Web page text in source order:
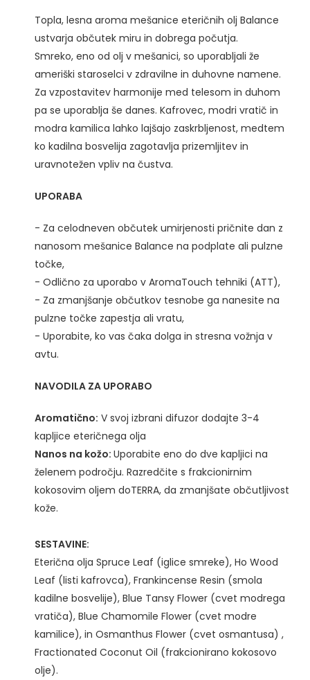
Topla, lesna aroma mešanice eteričnih olj Balance
ustvarja občutek miru in dobrega počutja.
Smreko, eno od olj v mešanici, so uporabljali že
ameriški staroselci v zdravilne in duhovne namene.
Za vzpostavitev harmonije med telesom in duhom
pa se uporablja še danes. Kafrovec, modri vratič in
modra kamilica lahko lajšajo zaskrbljenost, medtem
ko kadilna bosvelija zagotavlja prizemljitev in
uravnotežen vpliv na čustva.
UPORABA
- Za celodneven občutek umirjenosti pričnite dan z
nanosom mešanice Balance na podplate ali pulzne
točke,
- Odlično za uporabo v AromaTouch tehniki (ATT),
- Za zmanjšanje občutkov tesnobe ga nanesite na
pulzne točke zapestja ali vratu,
- Uporabite, ko vas čaka dolga in stresna vožnja v
avtu.
NAVODILA ZA UPORABO
Aromatično: V svoj izbrani difuzor dodajte 3-4
kapljice eteričnega olja
Nanos na kožo: Uporabite eno do dve kapljici na
želenem področju. Razredčite s frakcionirnim
kokosovim oljem doTERRA, da zmanjšate občutljivost
kože.
SESTAVINE:
Eterična olja Spruce Leaf (iglice smreke), Ho Wood
Leaf (listi kafrovca), Frankincense Resin (smola
kadilne bosvelije), Blue Tansy Flower (cvet modrega
vratiča), Blue Chamomile Flower (cvet modre
kamilice), in Osmanthus Flower (cvet osmantusa) ,
Fractionated Coconut Oil (frakcionirano kokosovo
olje).